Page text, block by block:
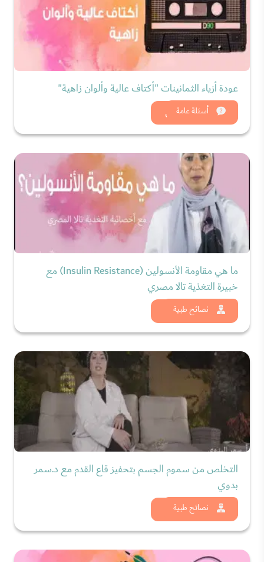
أسئلة عامة
عودة أزياء الثمانينات "أكتاف عالية وألوان زاهية"
شاهد الان
نصائح طبية
ما هي مقاومة الأنسولين (Insulin Resistance) مع
خبيرة التغذية تالا مصري
شاهد الان
نصائح طبية
التخلص من سموم الجسم بتحفيز قاع القدم مع د.سمر
بدوي
شاهد الان